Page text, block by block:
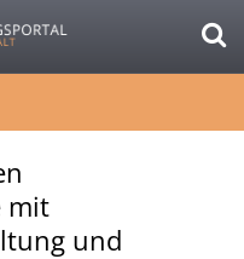
mit
und